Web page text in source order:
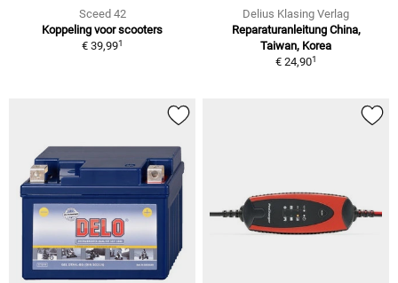
Sceed 42
Koppeling voor scooters
€ 39,991
Delius Klasing Verlag
Reparaturanleitung China,
Taiwan, Korea
€ 24,901